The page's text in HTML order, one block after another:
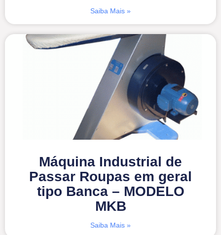
Saiba Mais »
Máquina Industrial de
Passar Roupas em geral
tipo Banca – MODELO
MKB
Saiba Mais »